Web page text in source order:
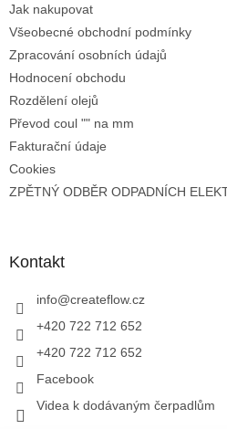
Jak nakupovat
Všeobecné obchodní podmínky
Zpracování osobních údajů
Hodnocení obchodu
Rozdělení olejů
Převod coul "" na mm
Fakturační údaje
Cookies
ZPĚTNÝ ODBĚR ODPADNÍCH
Kontakt
info@createflow.cz
+420 722 712 652
+420 722 712 652
Facebook
Videa k dodávaným čerpadlům